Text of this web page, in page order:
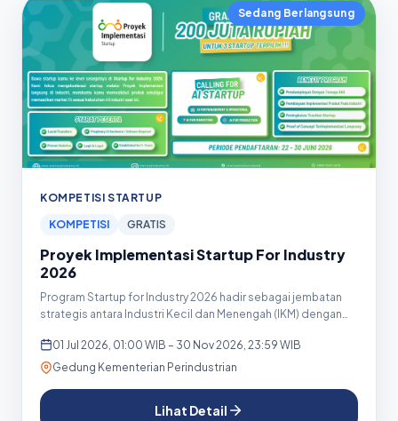
Sedang Berlangsung
KOMPETISI STARTUP
KOMPETISI
GRATIS
Proyek Implementasi Startup For Industry
2026
Program Startup for Industry 2026 hadir sebagai jembatan
strategis antara Industri Kecil dan Menengah (IKM) dengan
01 Jul 2026, 01:00 WIB – 30 Nov 2026, 23:59 WIB
Gedung Kementerian Perindustrian
Lihat Detail